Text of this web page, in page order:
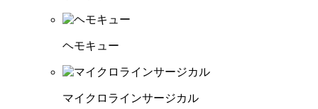
ヘモキュー
マイクロラインサージカル